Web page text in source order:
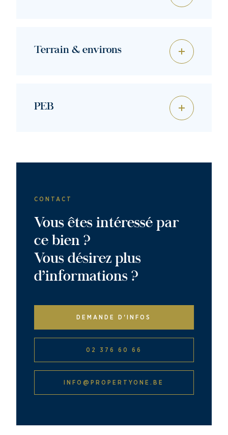
Terrain & environs
PEB
CONTACT
Vous êtes intéressé par
ce bien ?
Vous désirez plus
d’informations ?
DEMANDE D'INFOS
02 376 60 66
INFO@PROPERTYONE.BE